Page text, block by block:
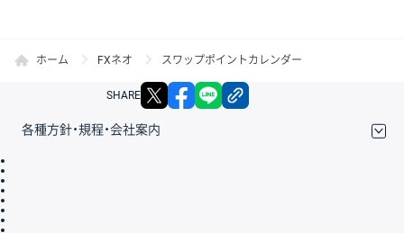
ホーム FXネオ スワップポイントカレンダー
SHARE X facebook
各種方針・規程・会社案内